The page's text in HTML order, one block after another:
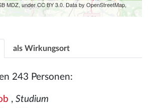
MDZ, under CC BY 3.0. Data by OpenStreetMap,
als Wirkungsort
243 Personen:
, Studium